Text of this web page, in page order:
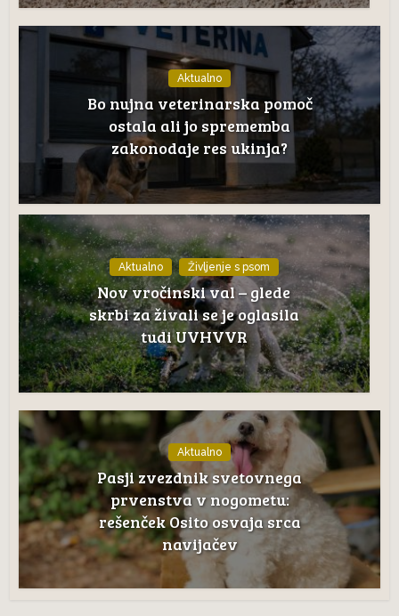
Aktualno
Bo nujna veterinarska pomoč
ostala ali jo sprememba
zakonodaje res ukinja?
Aktualno Življenje s psom
Nov vročinski val – glede
skrbi za živali se je oglasila
tudi UVHVVR
Aktualno
Pasji zvezdnik svetovnega
prvenstva v nogometu:
rešenček Osito osvaja srca
navijačev